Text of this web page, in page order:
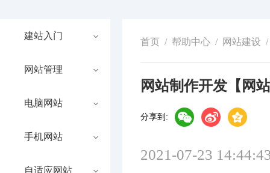
建站入门
网站管理
电脑网站
手机网站
自适应网站
首页 / 帮助中心 / 网站建设 /
网站制作开发【网
分享到:
2021-07-23